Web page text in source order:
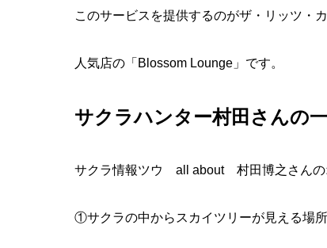
このサービスを提供するのがザ・リッツ・
人気店の「Blossom Lounge」です。
サクラハンター村田さんの
サクラ情報ツウ all about 村田博之さんの
①サクラの中からスカイツリーが見える場所